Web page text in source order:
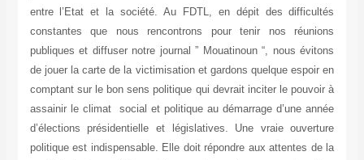
entre l’Etat et la société. Au FDTL, en dépit des difficultés
constantes que nous rencontrons pour tenir nos réunions
publiques et diffuser notre journal ” Mouatinoun “, nous évitons
de jouer la carte de la victimisation et gardons quelque espoir en
comptant sur le bon sens politique qui devrait inciter le pouvoir à
assainir le climat social et politique au démarrage d’une année
d’élections présidentielle et législatives. Une vraie ouverture
politique est indispensable. Elle doit répondre aux attentes de la